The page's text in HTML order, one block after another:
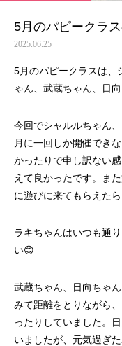
5月のパピークラ
2025.06.25
5月のパピークラスは、
ゃん、武蔵ちゃん、日
今回でシャルルちゃん
月に一回しか開催でき
かったりで申し訳ない
えて良かったです。ま
に遊びに来てもらえた
ラキちゃんはいつも通
い😊
武蔵ちゃん、日向ちゃ
みて距離をとりながら
ったりしていました。
いましたが、元気過ぎ